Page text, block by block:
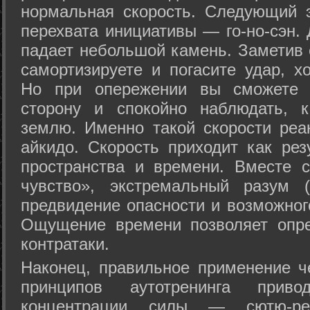
нормальная скорость.
перехвата инициативы — го-но-
падает небольшой камень.
самортизируете и погасите удар,
Но при опережении вы сможете
сторону и спокойно наблюдать,
землю. Именно такой скорости
айкидо. Скорость приходит как
пространства и времени. Вместе
чувство», экстремальный разум
предвидение опасности и
Ощущение времени позволяет
контратаки.
Наконец, правильное применение
принципов аутотренинга
концентрации силы — сютю-